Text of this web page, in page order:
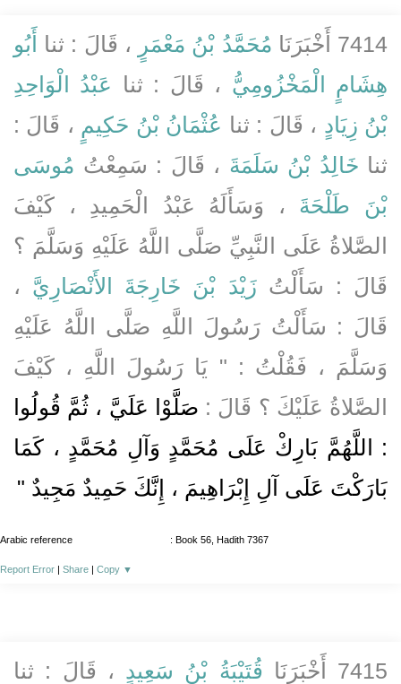
7414 أَخْبَرَنَا مُحَمَّدُ بْنُ مَعْمَرٍ ، قَالَ : ثنا أَبُو
هِشَامٍ الْمَخْزُومِيُّ ، قَالَ : ثنا عَبْدُ الْوَاحِدِ
بْنُ زِيَادٍ ، قَالَ : ثنا عُثْمَانُ بْنُ حَكِيمٍ ، قَالَ :
ثنا خَالِدُ بْنُ سَلَمَةَ ، قَالَ : سَمِعْتُ مُوسَى
بْنَ طَلْحَةَ ، وَسَأَلَهُ عَبْدُ الْحَمِيدِ ، كَيْفَ
الصَّلاةُ عَلَى النَّبِيِّ صَلَّى اللَّهُ عَلَيْهِ وَسَلَّمَ ؟
قَالَ : سَأَلْتُزَيْدَ بْنَ خَارِجَةَ الأَنْصَارِيَّ ،
قَالَ : سَأَلْتُ رَسُولَ اللَّهِ صَلَّى اللَّهُ عَلَيْهِ
وَسَلَّمَ ، فَقُلْتُ : " يَا رَسُولَ اللَّهِ ، كَيْفَ
الصَّلاةُ عَلَيْكَ ؟ قَالَ : صَلَّوْا عَلَيَّ ، ثُمَّ قُولُوا
: اللَّهُمَّ بَارِكْ عَلَى مُحَمَّدٍ وَآلِ مُحَمَّدٍ ، كَمَا
بَارَكْتَ عَلَى آلِ إِبْرَاهِيمَ ، إِنَّكَ حَمِيدٌ مَجِيدٌ "
Arabic reference : Book 56, Hadith 7367
Report Error | Share | Copy ▼
7415 أَخْبَرَنَا قُتَيْبَةُ بْنُ سَعِيدٍ
، قَالَ : ثنا